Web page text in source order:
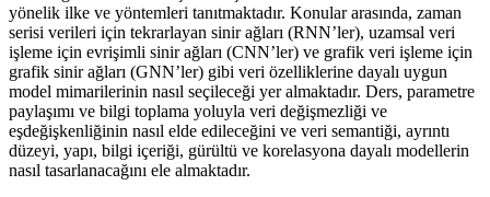
yönelik ilke ve yöntemleri tanıtmaktadır. Konular arasında, zaman
serisi verileri için tekrarlayan sinir ağları (RNN’ler), uzamsal veri
işleme için evrişimli sinir ağları (CNN’ler) ve grafik veri işleme için
grafik sinir ağları (GNN’ler) gibi veri özelliklerine dayalı uygun
model mimarilerinin nasıl seçileceği yer almaktadır. Ders, parametre
paylaşımı ve bilgi toplama yoluyla veri değişmezliği ve
eşdeğişkenliğinin nasıl elde edileceğini ve veri semantiği, ayrıntı
düzeyi, yapı, bilgi içeriği, gürültü ve korelasyona dayalı modellerin
nasıl tasarlanacağını ele almaktadır.